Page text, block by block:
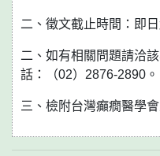
二、徵文截止時間：即
二、如有相關問題請洽
話：（02）2876-2890。
三、檢附台灣癲癇醫學